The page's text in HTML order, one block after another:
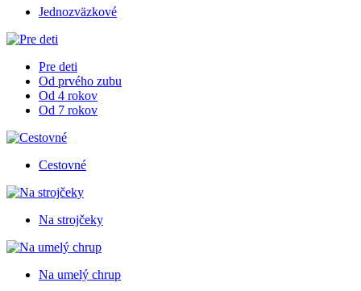
Jednozväzkové
Pre deti
Od prvého zubu
Od 4 rokov
Od 7 rokov
Cestovné
Na strojčeky
Na umelý chrup